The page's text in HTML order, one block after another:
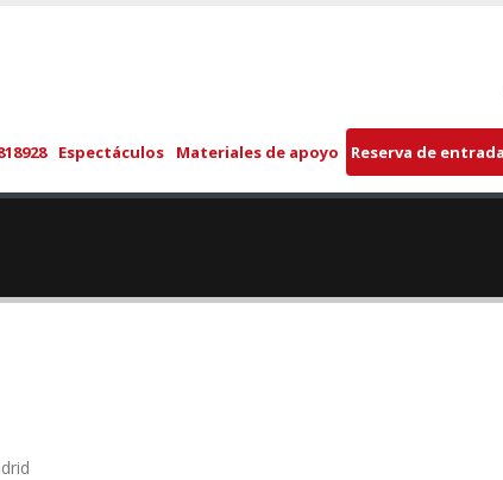
Espectáculos Materiales de apoyo Reserva de